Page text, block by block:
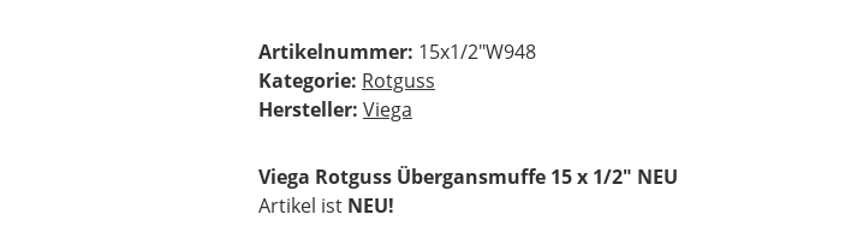
Artikelnummer: 15x1/2"W948
Kategorie: Rotguss
Hersteller: Viega
Viega Rotguss Übergansmuffe 15 x 1/2" NEU
Artikel ist NEU!